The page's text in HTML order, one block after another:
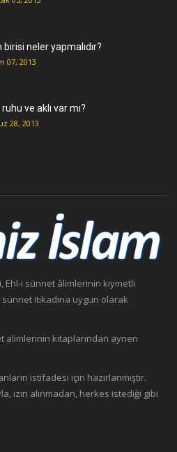
birisi neler yapmalıdır?
07, 2013
ve aklı var mı?
28, 2013
Ehl-i sünnet âlimlerinin kıymetli
itikadına uygun olarak
alimlerinin kitaplarından aynen
istifadesi için hazırlanmıştır.
izin alınmadan, herkes istediği gibi